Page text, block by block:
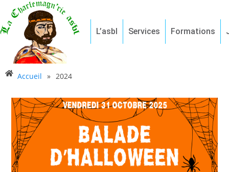
L’asbl Services Formations
Accueil » 2024